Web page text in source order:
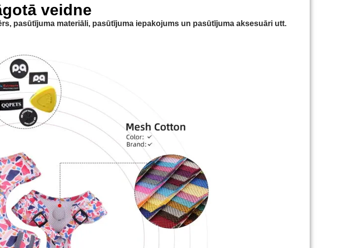
veidne
pasūtījuma materiāli, pasūtījuma iepakojums un pasūtījuma aksesuāri utt.